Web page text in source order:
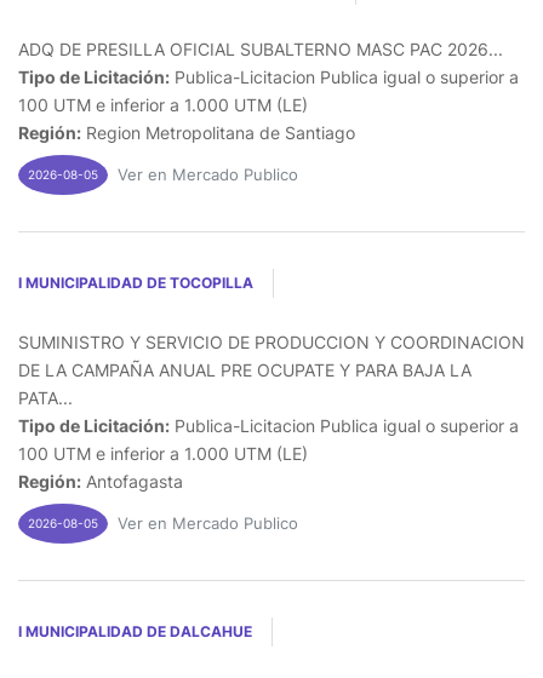
ADQ DE PRESILLA OFICIAL SUBALTERNO MASC PAC 2026...
Tipo de Licitación: Publica-Licitacion Publica igual o superior a
100 UTM e inferior a 1.000 UTM (LE)
Región: Region Metropolitana de Santiago
2026-08-05 Ver en Mercado Publico
I MUNICIPALIDAD DE TOCOPILLA
SUMINISTRO Y SERVICIO DE PRODUCCION Y COORDINACION
DE LA CAMPAÑA ANUAL PRE OCUPATE Y PARA BAJA LA
PATA...
Tipo de Licitación: Publica-Licitacion Publica igual o superior a
100 UTM e inferior a 1.000 UTM (LE)
Región: Antofagasta
2026-08-05 Ver en Mercado Publico
I MUNICIPALIDAD DE DALCAHUE